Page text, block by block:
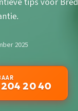
2025
204 20 40